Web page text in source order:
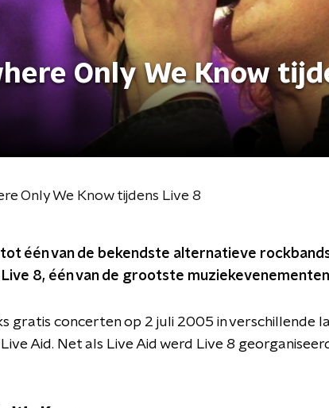
Only We Know
Only We Know tijdens Live 8
één van de bekendste alternatieve
8, één van de grootste
gratis concerten op 2 juli 2005 in verschillende
Aid. Net als Live Aid werd Live 8